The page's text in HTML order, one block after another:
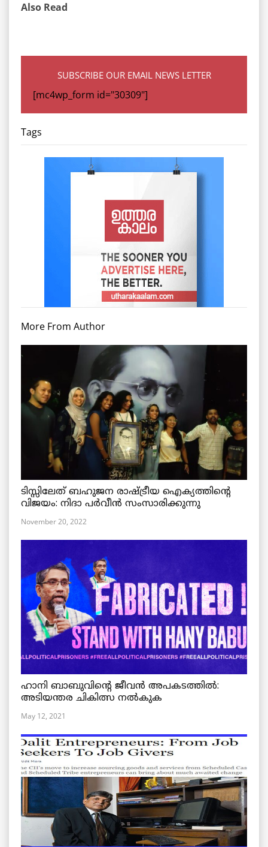
Also Read
SUBSCRIBE OUR EMAIL NEWS LETTER
[mc4wp_form id="30309"]
Tags
More From Author
ടിസ്സിലേത് ബഹുജന രാഷ്ട്രീയ ഐക്യത്തിന്റെ
വിജയം: നിദാ പർവീൻ സംസാരിക്കുന്നു
November 20, 2022
ഹാനി ബാബുവിന്റെ ജീവൻ അപകടത്തിൽ:
അടിയന്തര ചികിത്സ നൽകുക
May 12, 2021